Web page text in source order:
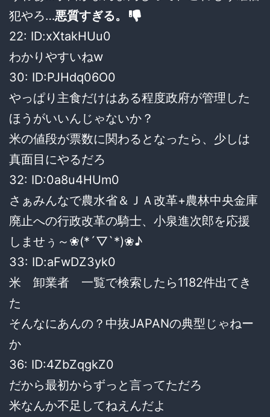
犯やろ…悪質すぎる。
22: ID:xXtakHUu0
わかりやすいねw
30: ID:PJHdq06O0
やっぱり主食だけはある程度政府が管理した
ほうがいいんじゃないか？
米の値段が票数に関わるとなったら、少しは
真面目にやるだろ
32: ID:0a8u4HUm0
さぁみんなで農水省＆ＪＡ改革+農林中央金庫
廃止への行政改革の騎士、小泉進次郎を応援
しませぅ～❀(*´▽`*)❀♪
33: ID:aFwDZ3yk0
米 卸業者 一覧で検索したら1182件出てき
た
そんなにあんの？中抜JAPANの典型じゃねー
か
36: ID:4ZbZqgkZ0
だから最初からずっと言ってただろ
米なんか不足してねえんだよ